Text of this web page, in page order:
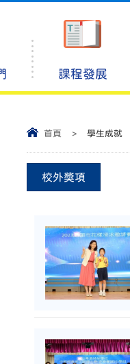
課程發展
首頁 > 學生成就
校外獎項